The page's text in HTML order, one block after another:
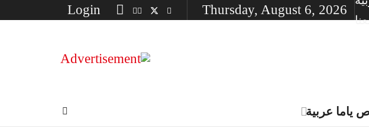
Thursday, August 6, 2026
ياما عربية